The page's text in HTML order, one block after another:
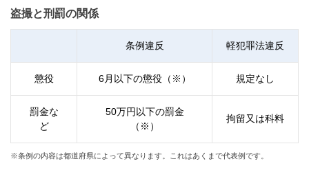
盗撮と刑罰の関係
条例違反 軽犯罪法違反
懲役 6月以下の懲役（※） 規定なし
罰金な
ど
50万円以下の罰金
（※）
拘留又は科料
※条例の内容は都道府県によって異なります。これはあくまで代表例です。